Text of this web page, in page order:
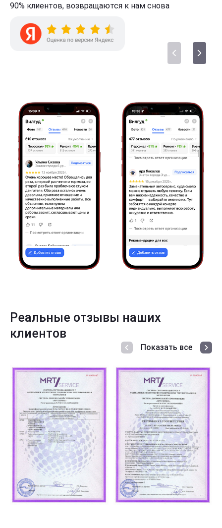
90% клиентов, возвращаются к нам снова
Реальные отзывы наших
клиентов
Показать все